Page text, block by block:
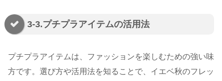
3-3.プチプラアイテムの活用法
プチプラアイテムは、ファッションを楽しむための強い味
方です。選び方や活用法を知ることで、イエベ秋のフレッ